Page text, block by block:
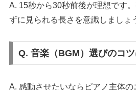
A. 15秒から30秒前後が理想です
ずに見られる長さを意識しましょ
Q. 音楽（BGM）選びのコ
A. 感動させたいならピアノ主体